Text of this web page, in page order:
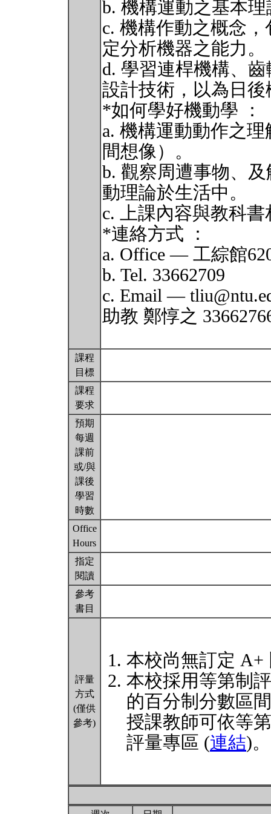
b. 機構運動之基本
c. 機構作動之概念
定分析機器之能力。
d. 學習連桿機構、
設計技術，以為日
*如何學好機動學 ：
a. 機構運動動作之
間想像）。
b. 觀察周遭事物、
動理論於生活中。
c. 上課內容與教科
*連絡方式 ：
a. Office — 工綜館
b. Tel. 33662709
c. Email —
助教 鄭惇之
課程
目標
課程
要求
預期
每週
課前
或/與
課後
學習
時數
Office
Hours
指定
閱讀
參考
書目
評量
方式
(僅供
參考)
本校尚無訂定 A+
本校採用等第制
的百分制分數區
授課教師可依等
評量專區 (連結)。